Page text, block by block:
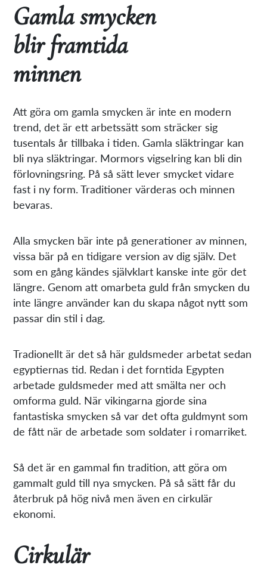
Gamla smycken
blir framtida
minnen
Att göra om gamla smycken är inte en modern
trend, det är ett arbetssätt som sträcker sig
tusentals år tillbaka i tiden. Gamla släktringar kan
bli nya släktringar. Mormors vigselring kan bli din
förlovningsring. På så sätt lever smycket vidare
fast i ny form. Traditioner värderas och minnen
bevaras.
Alla smycken bär inte på generationer av minnen,
vissa bär på en tidigare version av dig själv. Det
som en gång kändes självklart kanske inte gör det
längre. Genom att omarbeta guld från smycken du
inte längre använder kan du skapa något nytt som
passar din stil i dag.
Tradionellt är det så här guldsmeder arbetat sedan
egyptiernas tid. Redan i det forntida Egypten
arbetade guldsmeder med att smälta ner och
omforma guld. När vikingarna gjorde sina
fantastiska smycken så var det ofta guldmynt som
de fått när de arbetade som soldater i romarriket.
Så det är en gammal fin tradition, att göra om
gammalt guld till nya smycken. På så sätt får du
återbruk på hög nivå men även en cirkulär
ekonomi.
Cirkulär